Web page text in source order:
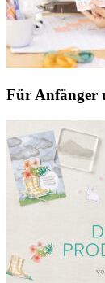
Für Anfänger